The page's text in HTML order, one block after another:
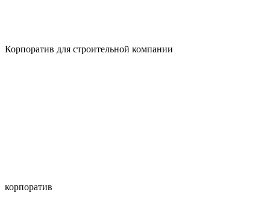
Корпоратив для строительной компании
корпоратив